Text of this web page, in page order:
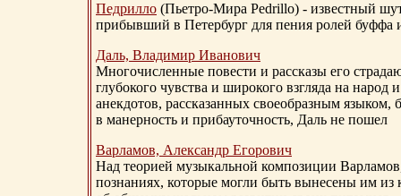
Педрилло (Пьетро-Мира Pedrillo) - известный
прибывший в Петербург для пения ролей буффа
Даль, Владимир Иванович
Многочисленные повести и рассказы его
глубокого чувства и широкого взгляда на
анекдотов, рассказанных своеобразным
в манерность и прибауточность, Даль не пошел
Варламов, Александр Егорович
Над теорией музыкальной композиции
познаниях, которые могли быть вынесены им из